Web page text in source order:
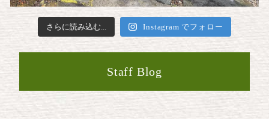
さらに読み込む... Instagram でフォロー
Staff Blog